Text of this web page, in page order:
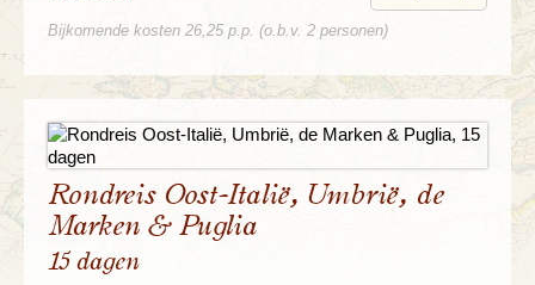
Bijkomende kosten 26,25 p.p. (o.b.v. 2 personen)
Rondreis Oost-Italië, Umbrië, de
Marken & Puglia
15 dagen